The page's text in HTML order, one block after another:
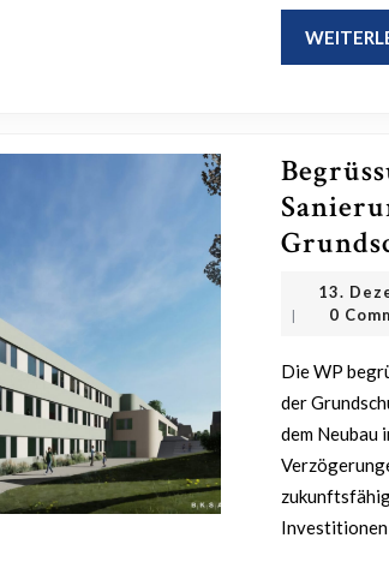
13.
| 0
Die WP begrüßt die Beschlüsse zur Sanierung
der
dem Neubau
Investitionen